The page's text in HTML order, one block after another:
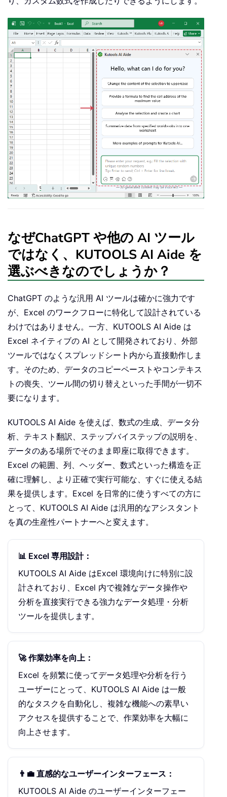
なぜChatGPT や他の AI ツール
ではなく、KUTOOLS AI Aide を
選ぶべきなのでしょうか？
ChatGPT のような汎用 AI ツールは確かに強力です
が、Excel のワークフローに特化して設計されている
わけではありません。一方、KUTOOLS AI Aide は
Excel ネイティブの AI として開発されており、外部
ツールではなくスプレッドシート内から直接動作しま
す。そのため、データのコピーペーストやコンテキス
トの喪失、ツール間の切り替えといった手間が一切不
要になります。
KUTOOLS AI Aide を使えば、数式の生成、データ分
析、テキスト翻訳、ステップバイステップの説明を、
データのある場所でそのまま即座に取得できます。
Excel の範囲、列、ヘッダー、数式といった構造を正
確に理解し、より正確で実行可能な、すぐに使える結
果を提供します。Excel を日常的に使うすべての方に
とって、KUTOOLS AI Aide は汎用的なアシスタント
を真の生産性パートナーへと変えます。
📊 Excel 専用設計：
KUTOOLS AI Aide はExcel 環境向けに特別に設
計されており、Excel 内で複雑なデータ操作や
分析を直接実行できる強力なデータ処理・分析
ツールを提供します。
🚀 作業効率を向上：
Excel を頻繁に使ってデータ処理や分析を行う
ユーザーにとって、KUTOOLS AI Aide は一般
的なタスクを自動化し、複雑な機能への素早い
アクセスを提供することで、作業効率を大幅に
向上させます。
👨‍💼 直感的なユーザーインターフェース：
KUTOOLS AI Aide のユーザーインターフェー